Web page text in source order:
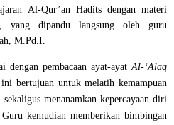
Al-Qur’an Hadits dengan materi
, yang dipandu langsung oleh guru
M.Pd.I.
dengan pembacaan ayat-ayat Al-‘Alaq
bertujuan untuk melatih kemampuan
menanamkan kepercayaan diri
kemudian memberikan bimbingan